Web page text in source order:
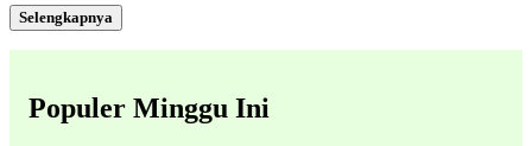
Selengkapnya
Populer Minggu Ini